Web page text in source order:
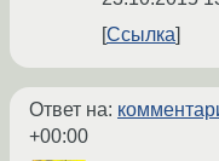
Ссылка
Ответ на:
+00:00